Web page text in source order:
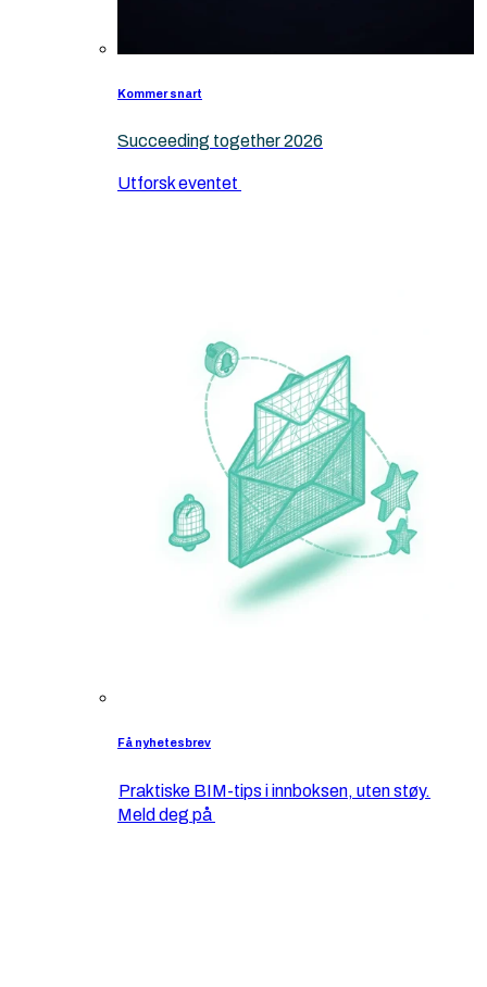
Kommer snart
Succeeding together 2026
Utforsk eventet
Få nyhetesbrev
Praktiske BIM-tips i innboksen, uten støy.
Meld deg på